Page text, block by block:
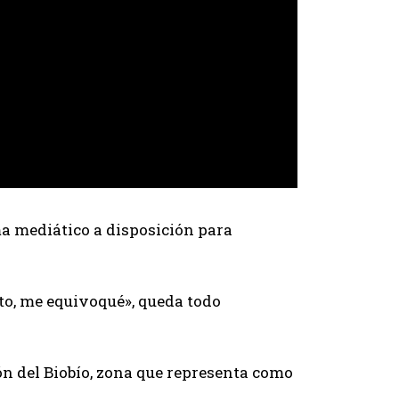
mediático a disposición para
me equivoqué», queda todo
del Biobío, zona que representa como